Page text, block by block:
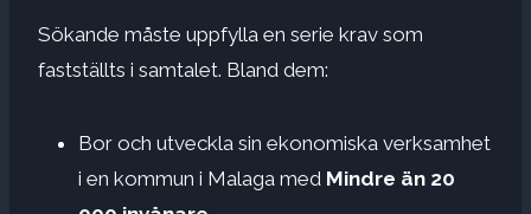
Sökande måste uppfylla en serie krav som
fastställts i samtalet. Bland dem:
Bor och utveckla sin ekonomiska verksamhet
i en kommun i Malaga med Mindre än 20